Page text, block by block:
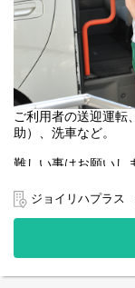
ご利用者の送迎運転
助）、洗車など。
難しい事はお願いし
あたたかい雰囲気と
50代・60代の中高年
身体に無理なく働い
ジョイリハプラス